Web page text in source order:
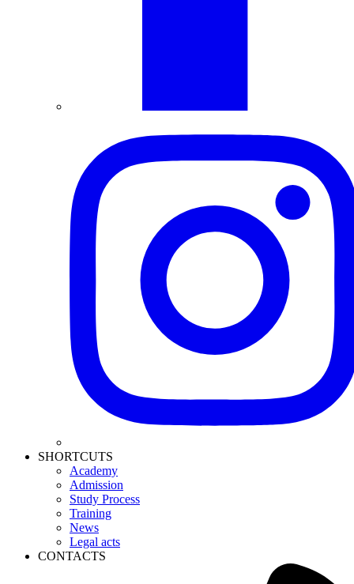
SHORTCUTS
Academy
Admission
Study Process
Training
News
Legal acts
CONTACTS